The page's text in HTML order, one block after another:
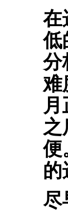
在
低
分
难
之
便
的
尽